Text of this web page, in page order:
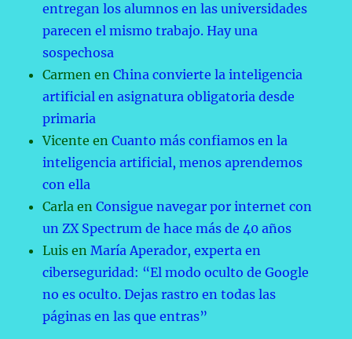
entregan los alumnos en las universidades
parecen el mismo trabajo. Hay una
sospechosa
Carmen enChina convierte la inteligencia
artificial en asignatura obligatoria desde
primaria
Vicente enCuanto más confiamos en la
inteligencia artificial, menos aprendemos
con ella
Carla enConsigue navegar por internet con
un ZX Spectrum de hace más de 40 años
Luis enMaría Aperador, experta en
ciberseguridad: “El modo oculto de Google
no es oculto. Dejas rastro en todas las
páginas en las que entras”